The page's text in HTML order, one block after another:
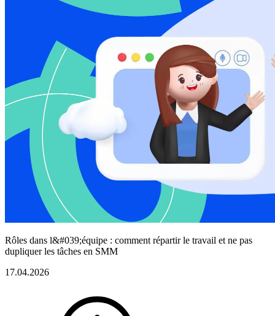
Rôles dans l&#039;équipe : comment répartir le travail et ne pas
dupliquer les tâches en SMM
17.04.2026